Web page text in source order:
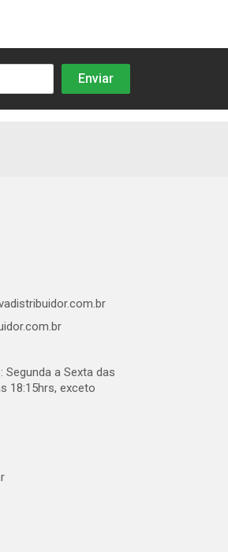
a Sexta das
18:15hrs, exceto